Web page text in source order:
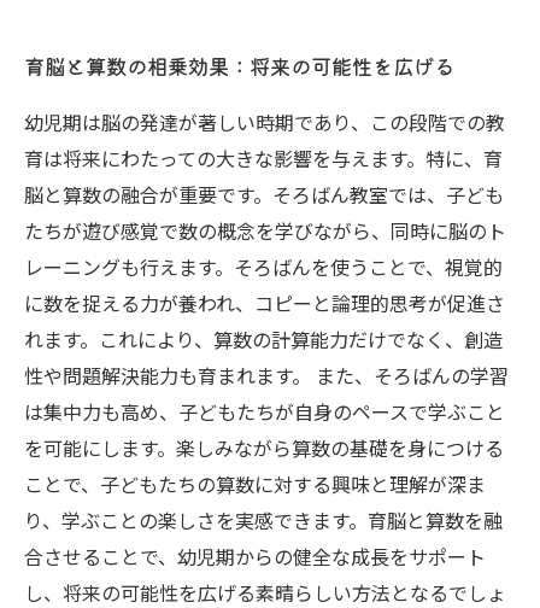
育脳と算数の相乗効果：将来の可能性を広げる
幼児期は脳の発達が著しい時期であり、この段階での教
育は将来にわたっての大きな影響を与えます。特に、育
脳と算数の融合が重要です。そろばん教室では、子ども
たちが遊び感覚で数の概念を学びながら、同時に脳のト
レーニングも行えます。そろばんを使うことで、視覚的
に数を捉える力が養われ、コピーと論理的思考が促進さ
れます。これにより、算数の計算能力だけでなく、創造
性や問題解決能力も育まれます。 また、そろばんの学習
は集中力も高め、子どもたちが自身のペースで学ぶこと
を可能にします。楽しみながら算数の基礎を身につける
ことで、子どもたちの算数に対する興味と理解が深ま
り、学ぶことの楽しさを実感できます。育脳と算数を融
合させることで、幼児期からの健全な成長をサポート
し、将来の可能性を広げる素晴らしい方法となるでしょ